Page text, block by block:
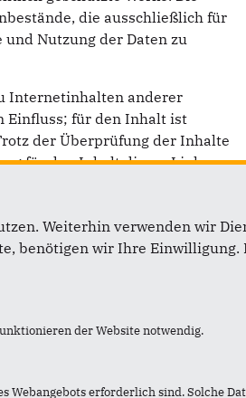
die ausschließlich für
Nutzung der Daten zu
Internetinhalten anderer
Einfluss; für den Inhalt ist
der Überprüfung der Inhalte
für den Inhalt dieser Links
Weiterhin verwenden wir
benötigen wir Ihre
der Website notwendig.
erforderlich sind. Solche